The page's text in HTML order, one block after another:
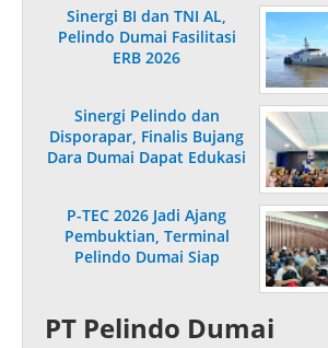
Sinergi BI dan TNI AL,
Pelindo Dumai Fasilitasi
ERB 2026
Sinergi Pelindo dan
Disporapar, Finalis Bujang
Dara Dumai Dapat Edukasi
P-TEC 2026 Jadi Ajang
Pembuktian, Terminal
Pelindo Dumai Siap
PT Pelindo Dumai